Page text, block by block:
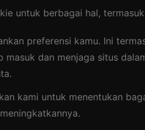
untuk berbagai hal,
preferensi kamu. Ini
dan menjaga situs
kami untuk menentukan